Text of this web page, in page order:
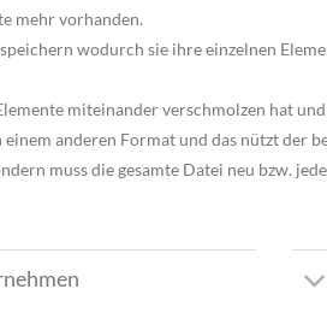
mehr vorhanden.
wodurch sie ihre einzelnen
miteinander verschmolzen hat
anderen Format und das nützt der
muss die gesamte Datei neu bzw.